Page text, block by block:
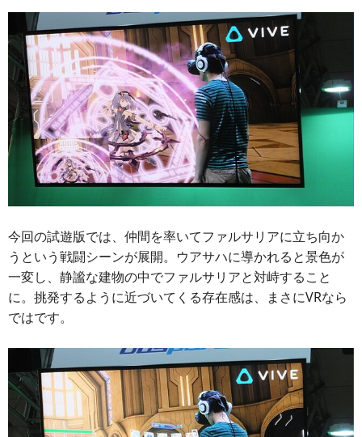
今回の試遊版では、仲間を率いてファルサリアに立ち向か
うという戦闘シーンが展開。ウアサハに導かれると景色が
一変し、静謐な建物の中でファルサリアと対峙すること
に。挑発するように近づいてくる存在感は、まさにVRなら
ではです。